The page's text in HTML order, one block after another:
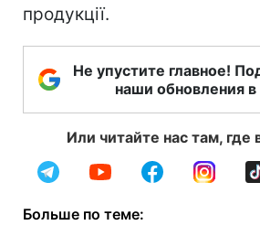
продукції.
Не упустите главное!
наши обновления в
Или читайте нас там, где
Больше по теме: